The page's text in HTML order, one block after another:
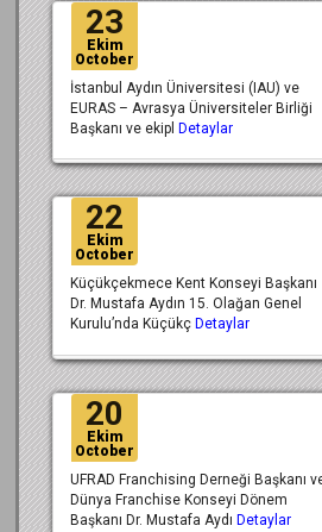
23
Ekim
October
İstanbul Aydın Üniversitesi (IAU) ve
EURAS – Avrasya Üniversiteler Birliği
Başkanı ve ekipl Detaylar
22
Ekim
October
Küçükçekmece Kent Konseyi Başkanı
Dr. Mustafa Aydın 15. Olağan Genel
Kurulu’nda Küçükç Detaylar
20
Ekim
October
UFRAD Franchising Derneği Başkanı
Dünya Franchise Konseyi Dönem
Başkanı Dr. Mustafa Aydı Detaylar